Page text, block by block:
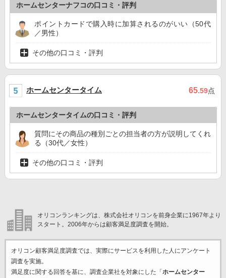
ホームセンターナフコの口コミ・評判
ポイントカードで購入時に加算されるのがいい（50代
／男性）
その他の口コミ・評判
ホームセンタータイム 65.59点
ホームセンタータイムの口コミ・評判
質問にその商品の種別ごとの担当者の方が説明してくれ
る（30代／女性）
その他の口コミ・評判
オリコンランキングは、株式会社オリコンを前身企業に1967年より
スタート。2006年からは顧客満足度調査を開始。
オリコン顧客満足度調査では、実際にサービスを利用した 人にアンケート
調査を実施。
満足度に関する回答を基に、調査企業社を対象にした「ホームセンター